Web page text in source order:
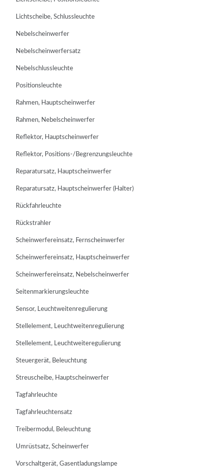
Lichtscheibe, Schlussleuchte
Nebelscheinwerfer
Nebelscheinwerfersatz
Nebelschlussleuchte
Positionsleuchte
Rahmen, Hauptscheinwerfer
Rahmen, Nebelscheinwerfer
Reflektor, Hauptscheinwerfer
Reflektor, Positions-/Begrenzungsleuchte
Reparatursatz, Hauptscheinwerfer
Reparatursatz, Hauptscheinwerfer (Halter)
Rückfahrleuchte
Rückstrahler
Scheinwerfereinsatz, Fernscheinwerfer
Scheinwerfereinsatz, Hauptscheinwerfer
Scheinwerfereinsatz, Nebelscheinwerfer
Seitenmarkierungsleuchte
Sensor, Leuchtweitenregulierung
Stellelement, Leuchtweitenregulierung
Stellelement, Leuchtweiteregulierung
Steuergerät, Beleuchtung
Streuscheibe, Hauptscheinwerfer
Tagfahrleuchte
Tagfahrleuchtensatz
Treibermodul, Beleuchtung
Umrüstsatz, Scheinwerfer
Vorschaltgerät, Gasentladungslampe